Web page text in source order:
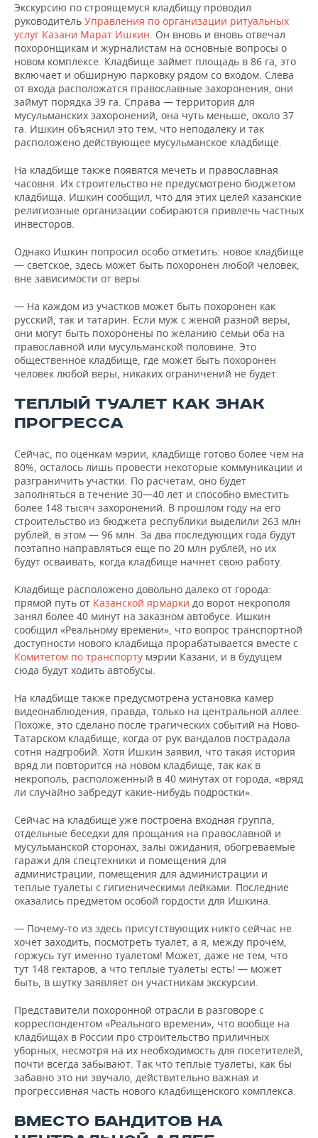
Экскурсию по строящемуся кладбищу проводил
руководитель Управления по организации ритуальных
услуг Казани Марат Ишкин. Он вновь и вновь отвечал
похоронщикам и журналистам на основные вопросы о
новом комплексе. Кладбище займет площадь в 86 га, это
включает и обширную парковку рядом со входом. Слева
от входа расположатся православные захоронения, они
займут порядка 39 га. Справа — территория для
мусульманских захоронений, она чуть меньше, около 37
га. Ишкин объяснил это тем, что неподалеку и так
расположено действующее мусульманское кладбище.
На кладбище также появятся мечеть и православная
часовня. Их строительство не предусмотрено бюджетом
кладбища. Ишкин сообщил, что для этих целей казанские
религиозные организации собираются привлечь частных
инвесторов.
Однако Ишкин попросил особо отметить: новое кладбище
— светское, здесь может быть похоронен любой человек,
вне зависимости от веры.
— На каждом из участков может быть похоронен как
русский, так и татарин. Если муж с женой разной веры,
они могут быть похоронены по желанию семьи оба на
православной или мусульманской половине. Это
общественное кладбище, где может быть похоронен
человек любой веры, никаких ограничений не будет.
ТЕПЛЫЙ ТУАЛЕТ КАК ЗНАК
ПРОГРЕССА
Сейчас, по оценкам мэрии, кладбище готово более чем на
80%, осталось лишь провести некоторые коммуникации и
разграничить участки. По расчетам, оно будет
заполняться в течение 30—40 лет и способно вместить
более 148 тысяч захоронений. В прошлом году на его
строительство из бюджета республики выделили 263 млн
рублей, в этом — 96 млн. За два последующих года будут
поэтапно направляться еще по 20 млн рублей, но их
будут осваивать, когда кладбище начнет свою работу.
Кладбище расположено довольно далеко от города:
прямой путь от Казанской ярмарки до ворот некрополя
занял более 40 минут на заказном автобусе. Ишкин
сообщил «Реальному времени», что вопрос транспортной
доступности нового кладбища прорабатывается вместе с
Комитетом по транспорту мэрии Казани, и в будущем
сюда будут ходить автобусы.
На кладбище также предусмотрена установка камер
видеонаблюдения, правда, только на центральной аллее.
Похоже, это сделано после трагических событий на Ново-
Татарском кладбище, когда от рук вандалов пострадала
сотня надгробий. Хотя Ишкин заявил, что такая история
вряд ли повторится на новом кладбище, так как в
некрополь, расположенный в 40 минутах от города, «вряд
ли случайно забредут какие-нибудь подростки».
Сейчас на кладбище уже построена входная группа,
отдельные беседки для прощания на православной и
мусульманской сторонах, залы ожидания, обогреваемые
гаражи для спецтехники и помещения для
администрации, помещения для администрации и
теплые туалеты с гигиеническими лейками. Последние
оказались предметом особой гордости для Ишкина.
— Почему-то из здесь присутствующих никто сейчас не
хочет заходить, посмотреть туалет, а я, между прочем,
горжусь тут именно туалетом! Может, даже не тем, что
тут 148 гектаров, а что теплые туалеты есть! — может
быть, в шутку заявляет он участникам экскурсии.
Представители похоронной отрасли в разговоре с
корреспондентом «Реального времени», что вообще на
кладбищах в России про строительство приличных
уборных, несмотря на их необходимость для посетителей,
почти всегда забывают. Так что теплые туалеты, как бы
забавно это ни звучало, действительно важная и
прогрессивная часть нового кладбищенского комплекса.
ВМЕСТО БАНДИТОВ НА